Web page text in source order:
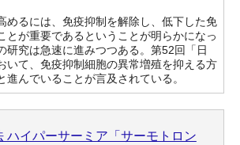
めるには、免疫抑制を解除し、低下した免
とが重要であるということが明らかになっ
研究は急速に進みつつある。第52回「日
いて、免疫抑制細胞の異常増殖を抑える方
進んでいることが言及されている。
ハイパーサーミア「サーモトロン